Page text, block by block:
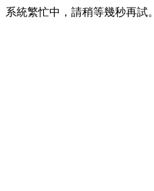
系統繁忙中，請稍等幾秒再試。